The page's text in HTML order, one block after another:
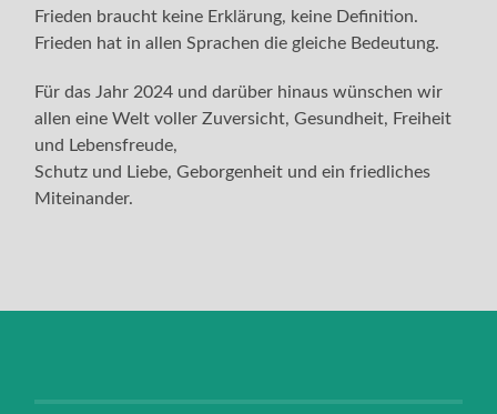
Frieden braucht keine Erklärung, keine Definition.
Frieden hat in allen Sprachen die gleiche Bedeutung.
Für das Jahr 2024 und darüber hinaus wünschen wir
allen eine Welt voller Zuversicht, Gesundheit, Freiheit
und Lebensfreude,
Schutz und Liebe, Geborgenheit und ein friedliches
Miteinander.